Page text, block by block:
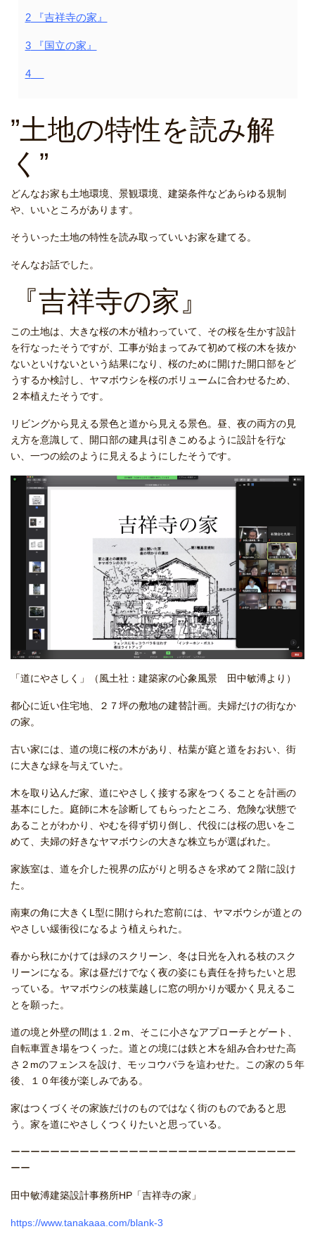
2『吉祥寺の家』
3『国立の家』
4
”土地の特性を読み解
く”
どんなお家も土地環境、景観環境、建築条件などあらゆる規制
や、いいところがあります。
そういった土地の特性を読み取っていいお家を建てる。
そんなお話でした。
『吉祥寺の家』
この土地は、大きな桜の木が植わっていて、その桜を生かす設計
を行なったそうですが、工事が始まってみて初めて桜の木を抜か
ないといけないという結果になり、桜のために開けた開口部をど
うするか検討し、ヤマボウシを桜のボリュームに合わせるため、
２本植えたそうです。
リビングから見える景色と道から見える景色。昼、夜の両方の見
え方を意識して、開口部の建具は引きこめるように設計を行な
い、一つの絵のように見えるようにしたそうです。
「道にやさしく」（風土社：建築家の心象風景 田中敏溥より）
都心に近い住宅地、２７坪の敷地の建替計画。夫婦だけの街なか
の家。
古い家には、道の境に桜の木があり、枯葉が庭と道をおおい、街
に大きな緑を与えていた。
木を取り込んだ家、道にやさしく接する家をつくることを計画の
基本にした。庭師に木を診断してもらったところ、危険な状態で
あることがわかり、やむを得ず切り倒し、代役には桜の思いをこ
めて、夫婦の好きなヤマボウシの大きな株立ちが選ばれた。
家族室は、道を介した視界の広がりと明るさを求めて２階に設け
た。
南東の角に大きくL型に開けられた窓前には、ヤマボウシが道との
やさしい緩衝役になるよう植えられた。
春から秋にかけては緑のスクリーン、冬は日光を入れる枝のスク
リーンになる。家は昼だけでなく夜の姿にも責任を持ちたいと思
っている。ヤマボウシの枝葉越しに窓の明かりが暖かく見えるこ
とを願った。
道の境と外壁の間は１.２m、そこに小さなアプローチとゲート、
自転車置き場をつくった。道との境には鉄と木を組み合わせた高
さ２mのフェンスを設け、モッコウバラを這わせた。この家の５年
後、１０年後が楽しみである。
家はつくづくその家族だけのものではなく街のものであると思
う。家を道にやさしくつくりたいと思っている。
ーーーーーーーーーーーーーーーーーーーーーーーーーーーーー
ーー
田中敏溥建築設計事務所HP「吉祥寺の家」
https://www.tanakaaa.com/blank-3